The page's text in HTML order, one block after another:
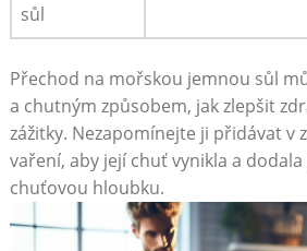
sůl
Přechod na mořskou jemnou sůl
a chutným způsobem, jak zlepšit
zážitky. Nezapomínejte ji přidávat v
vaření, aby její chuť vynikla a
chuťovou hloubku.